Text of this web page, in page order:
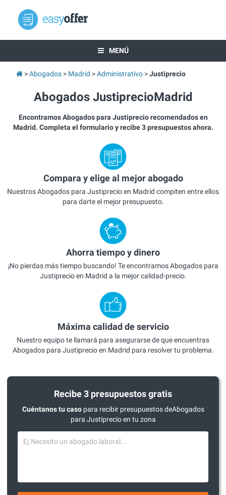
MENÚ
Abogados Madrid Administrativo Justiprecio
Abogados JustiprecioMadrid
Encontramos Abogados para Justiprecio recomendados en
Madrid. Completa el formulario y recibe 3 presupuestos ahora.
Compara y elige al mejor abogado
Nuestros Abogados para Justiprecio en Madrid compiten entre ellos
para darte el mejor presupuesto.
Ahorra tiempo y dinero
¡No pierdas más tiempo buscando! Te encontramos Abogados para
Justiprecio en Madrid a la mejor calidad-precio.
Máxima calidad de servicio
Nuestro equipo te llamará para asegurarse de que encuentras
Abogados para Justiprecio en Madrid para resolver tu problema.
Recibe 3 presupuestos gratis
Cuéntanos tu casopara recibir presupuestos deAbogados
para Justiprecio en tu zona